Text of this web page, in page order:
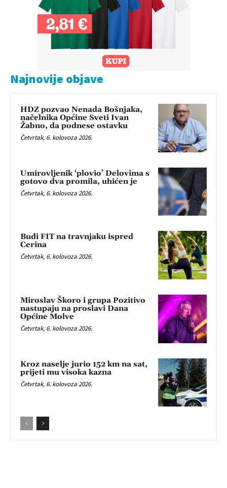
Najnovije objave
HDZ pozvao Nenada Bošnjaka,
načelnika Općine Sveti Ivan
Žabno, da podnese ostavku
Četvrtak, 6. kolovoza 2026.
Umirovljenik ‘plovio’ Delovima s
gotovo dva promila, uhićen je
Četvrtak, 6. kolovoza 2026.
Budi FIT na travnjaku ispred
Cerina
Četvrtak, 6. kolovoza 2026.
Miroslav Škoro i grupa Pozitivo
nastupaju na proslavi Dana
Općine Molve
Četvrtak, 6. kolovoza 2026.
Kroz naselje jurio 152 km na sat,
prijeti mu visoka kazna
Četvrtak, 6. kolovoza 2026.